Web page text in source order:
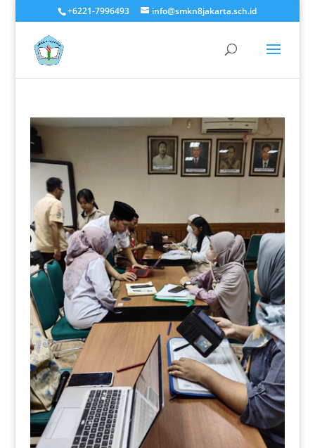
+6221-7996493 info@smkn8jakarta.sch.id